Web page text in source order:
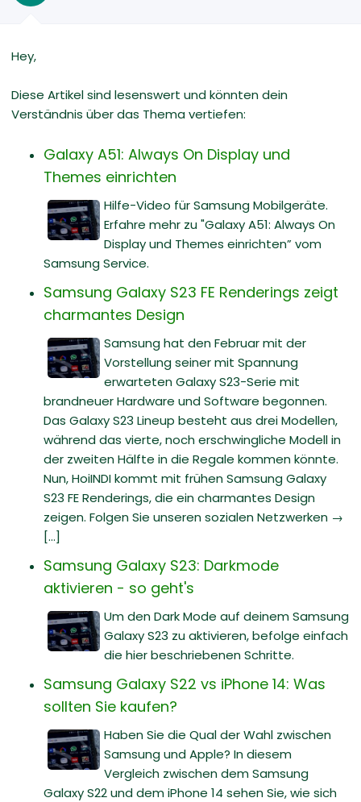
Hey,
Diese Artikel sind lesenswert und könnten dein
Verständnis über das Thema vertiefen:
Galaxy A51: Always On Display und
Themes einrichten
Hilfe-Video für Samsung Mobilgeräte.
Erfahre mehr zu "Galaxy A51: Always On
Display und Themes einrichten” vom
Samsung Service.
Samsung Galaxy S23 FE Renderings zeigt
charmantes Design
Samsung hat den Februar mit der
Vorstellung seiner mit Spannung
erwarteten Galaxy S23-Serie mit
brandneuer Hardware und Software begonnen.
Das Galaxy S23 Lineup besteht aus drei Modellen,
während das vierte, noch erschwingliche Modell in
der zweiten Hälfte in die Regale kommen könnte.
Nun, HoiINDI kommt mit frühen Samsung Galaxy
S23 FE Renderings, die ein charmantes Design
zeigen. Folgen Sie unseren sozialen Netzwerken →
[...]
Samsung Galaxy S23: Darkmode
aktivieren - so geht's
Um den Dark Mode auf deinem Samsung
Galaxy S23 zu aktivieren, befolge einfach
die hier beschriebenen Schritte.
Samsung Galaxy S22 vs iPhone 14: Was
sollten Sie kaufen?
Haben Sie die Qual der Wahl zwischen
Samsung und Apple? In diesem
Vergleich zwischen dem Samsung
Galaxy S22 und dem iPhone 14 sehen Sie, wie sich